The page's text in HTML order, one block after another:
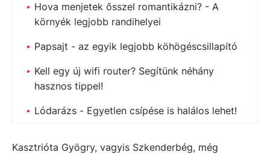
Hova menjetek ősszel romantikázni? - A
környék legjobb randihelyei
Papsajt - az egyik legjobb köhögéscsillapító
Kell egy új wifi router? Segítünk néhány
hasznos tippel!
Lódarázs - Egyetlen csípése is halálos lehet!
Kasztrióta Gyögry, vagyis Szkenderbég, még